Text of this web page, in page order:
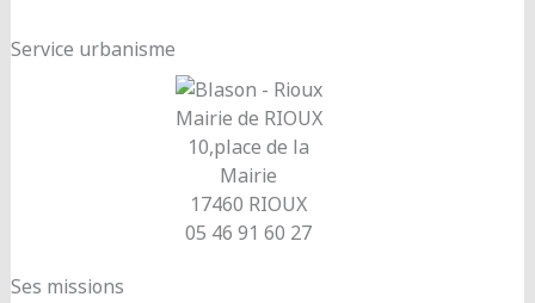
Service urbanisme
Mairie de RIOUX
10,place de la
Mairie
17460 RIOUX
05 46 91 60 27
Ses missions